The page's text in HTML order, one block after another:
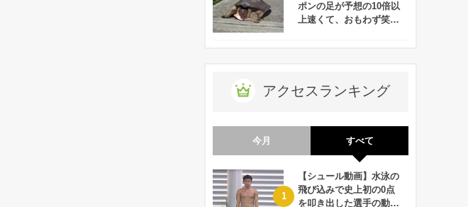
ポンの足が予想の10倍以
上速くて、おもわず笑っ
アクセスランキング
今月 すべて
【シュール動画】水泳の
飛び込みで史上初の0点
を叩き出した選手の動画